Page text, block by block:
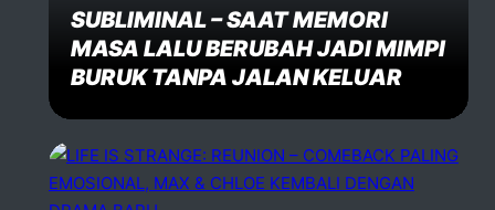
SUBLIMINAL – SAAT MEMORI
MASA LALU BERUBAH JADI MIMPI
BURUK TANPA JALAN KELUAR